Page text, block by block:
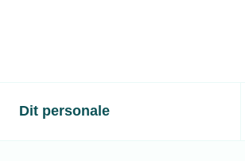
Dit personale
Dronehændelser